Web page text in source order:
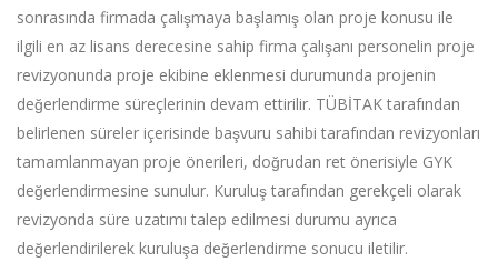
sonrasında firmada çalışmaya başlamış olan proje konusu ile
ilgili en az lisans derecesine sahip firma çalışanı personelin proje
revizyonunda proje ekibine eklenmesi durumunda projenin
değerlendirme süreçlerinin devam ettirilir. TÜBİTAK tarafından
belirlenen süreler içerisinde başvuru sahibi tarafından revizyonları
tamamlanmayan proje önerileri, doğrudan ret önerisiyle GYK
değerlendirmesine sunulur. Kuruluş tarafından gerekçeli olarak
revizyonda süre uzatımı talep edilmesi durumu ayrıca
değerlendirilerek kuruluşa değerlendirme sonucu iletilir.